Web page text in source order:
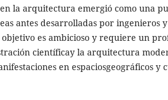
la arquitectura emergió como una
antes desarrolladas por ingenieros
es ambicioso y requiere un
científicay la arquitectura
en espaciosgeográficos y